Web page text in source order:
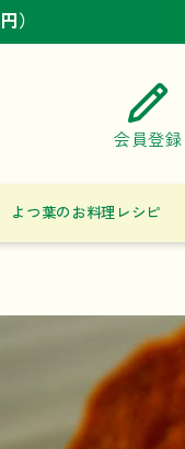
）
）
）
会員登録
よつ葉のお料理レシピ